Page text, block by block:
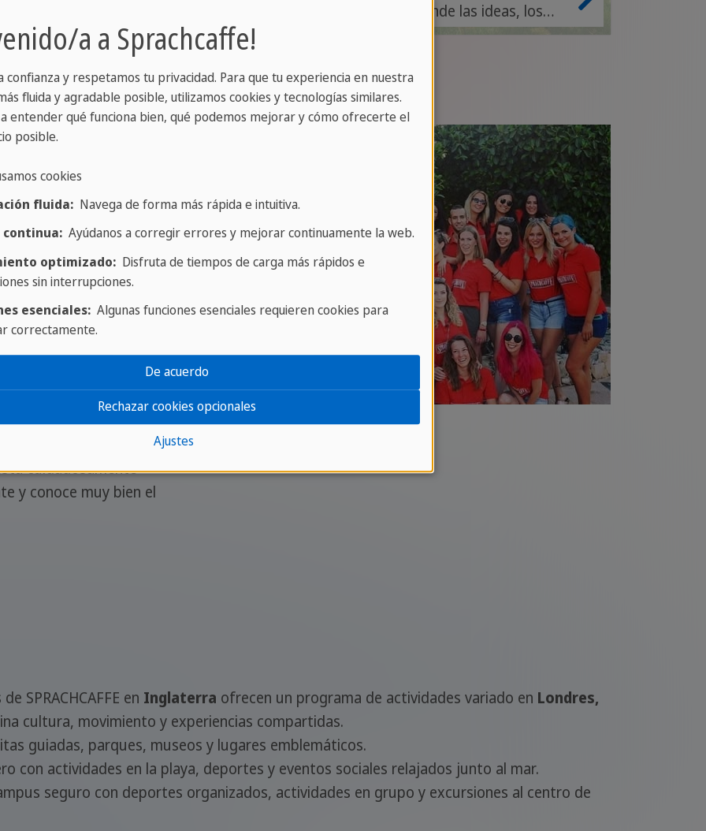
conocido por su cultura abierta
creativo donde las ideas, los
acentos y las culturas globales
SPRACHCAFFE
a los
son personas de
del viaje recibes
los Teamers
asegurándose de
tienes morriña o
para ayudarte.
a quién dirigirse y
7.
cuidadosamente
y conoce muy bien el
SPRACHCAFFE en Inglaterra ofrecen un programa de actividades variado en Londres,
cultura, movimiento y experiencias compartidas.
guiadas, parques, museos y lugares emblemáticos.
con actividades en la playa, deportes y eventos sociales relajados junto al mar.
seguro con deportes organizados, actividades en grupo y excursiones al centro de
a a Sprachcaffe!
confianza y respetamos tu privacidad. Para que tu experiencia en nuestra
fluida y agradable posible, utilizamos cookies y tecnologías similares.
a entender qué funciona bien, qué podemos mejorar y cómo ofrecerte el
posible.
cookies
fluida:Navega de forma más rápida e intuitiva.
continua:Ayúdanos a corregir errores y mejorar continuamente la web.
optimizado:Disfruta de tiempos de carga más rápidos e
sin interrupciones.
esenciales:Algunas funciones esenciales requieren cookies para
correctamente.
Ajustes
Rechazar cookies opcionales
De acuerdo